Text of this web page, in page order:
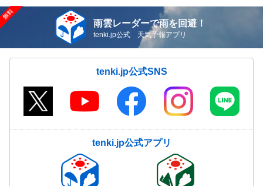
雨雲レーダーで雨を回避！
tenki.jp公式 天気予報アプリ
tenki.jp公式SNS
tenki.jp公式アプリ